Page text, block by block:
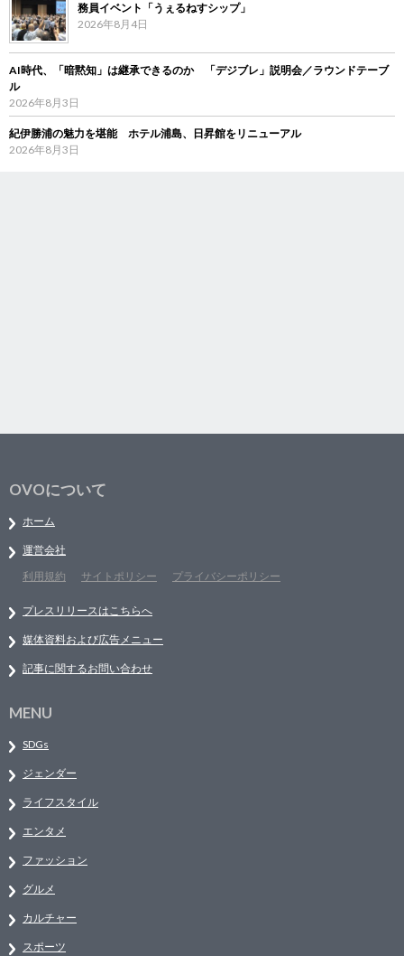
務員イベント「うぇるねすシップ」
2026年8月4日
AI時代、「暗黙知」は継承できるのか 「デジブレ」説明会／ラウンドテーブ
ル
2026年8月3日
紀伊勝浦の魅力を堪能 ホテル浦島、日昇館をリニューアル
2026年8月3日
OVOについて
ホーム
運営会社
利用規約
サイトポリシー プライバシーポリシー
プレスリリースはこちらへ
媒体資料および広告メニュー
記事に関するお問い合わせ
MENU
SDGs
ジェンダー
ライフスタイル
エンタメ
ファッション
グルメ
カルチャー
スポーツ